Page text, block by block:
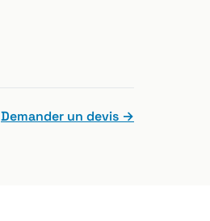
Demander un devis →